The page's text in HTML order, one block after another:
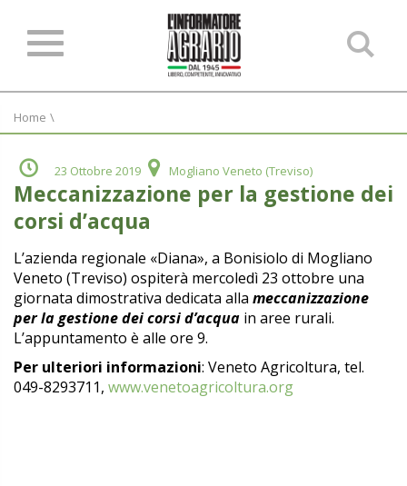
Home \
23 Ottobre 2019 Mogliano Veneto (Treviso)
Meccanizzazione per la gestione dei
corsi d’acqua
L’azienda regionale «Diana», a Bonisiolo di Mogliano
Veneto (Treviso) ospiterà mercoledì 23 ottobre una
giornata dimostrativa dedicata alla meccanizzazione
per lagestione dei corsi d’acqua in aree rurali.
L’appuntamento è alle ore 9.
Per ulteriori informazioni: Veneto Agricoltura, tel.
049-8293711, www.venetoagricoltura.org